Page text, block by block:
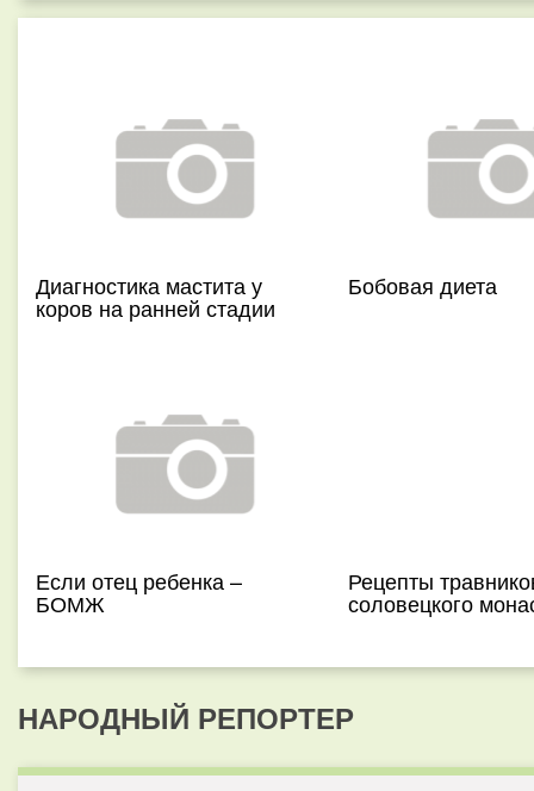
Диагностика мастита у
коров на ранней стадии
Бобовая диета
Если отец ребенка –
БОМЖ
Рецепты
соловецкого
НАРОДНЫЙ РЕПОРТЕР